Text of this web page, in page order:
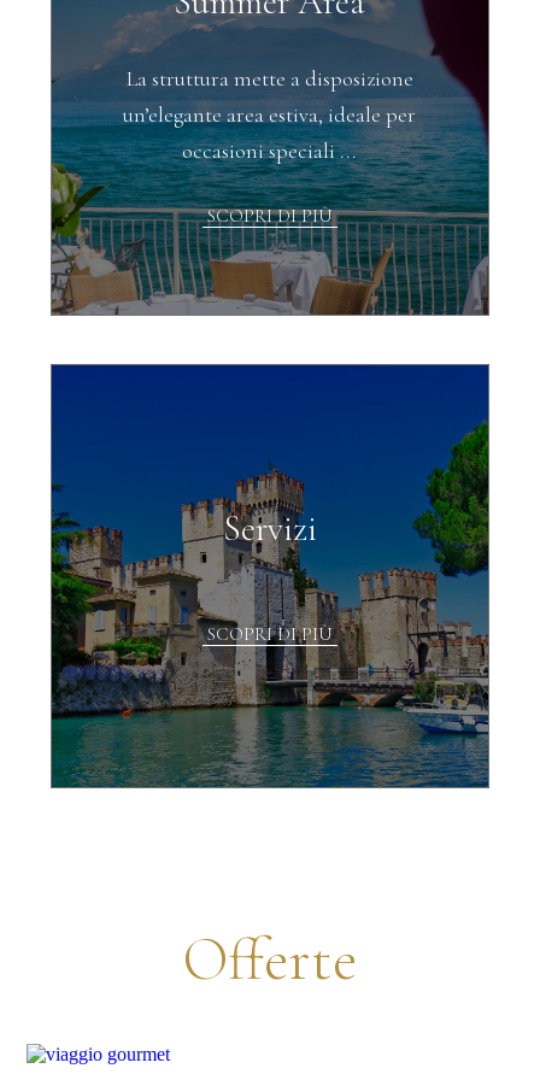
La struttura mette a disposizione
un’elegante area estiva, ideale per
occasioni speciali ...
SCOPRI DI PIÙ
Servizi
SCOPRI DI PIÙ
Offerte